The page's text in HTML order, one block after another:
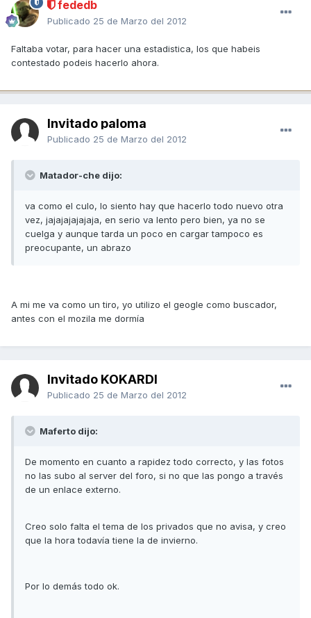
fededb
Publicado 25 de Marzo del 2012
Faltaba votar, para hacer una estadistica, los que habeis
contestado podeis hacerlo ahora.
Invitado paloma
Publicado 25 de Marzo del 2012
Matador-che dijo:
va como el culo, lo siento hay que hacerlo todo nuevo otra
vez, jajajajajajaja, en serio va lento pero bien, ya no se
cuelga y aunque tarda un poco en cargar tampoco es
preocupante, un abrazo
A mi me va como un tiro, yo utilizo el geogle como buscador,
antes con el mozila me dormía
Invitado KOKARDI
Publicado 25 de Marzo del 2012
Maferto dijo:
De momento en cuanto a rapidez todo correcto, y las fotos
no las subo al server del foro, si no que las pongo a través
de un enlace externo.
Creo solo falta el tema de los privados que no avisa, y creo
que la hora todavía tiene la de invierno.
Por lo demás todo ok.